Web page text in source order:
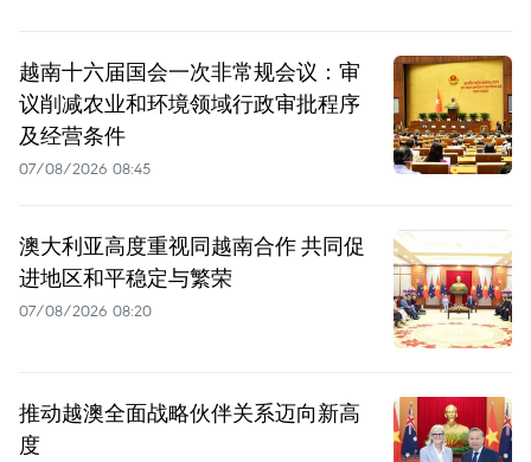
越南十六届国会一次非常规会议：审
议削减农业和环境领域行政审批程序
及经营条件
07/08/2026 08:45
澳大利亚高度重视同越南合作 共同促
进地区和平稳定与繁荣
07/08/2026 08:20
推动越澳全面战略伙伴关系迈向新高
度